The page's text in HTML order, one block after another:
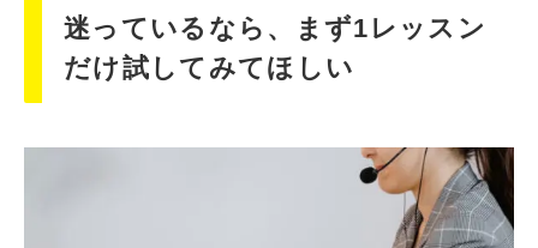
迷っているなら、まず1レッスン
だけ試してみてほしい